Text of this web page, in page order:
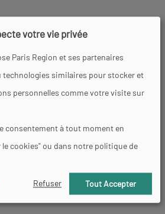
2 et 13)
d'ouverture
vendredi et les week-ends.
votre vie privée
Paris Region et ses partenaires
similaires pour stocker et
personnelles comme votre visite sur
consentement à tout moment en
cookies" ou dans notre politique de
Refuser Tout Accepter